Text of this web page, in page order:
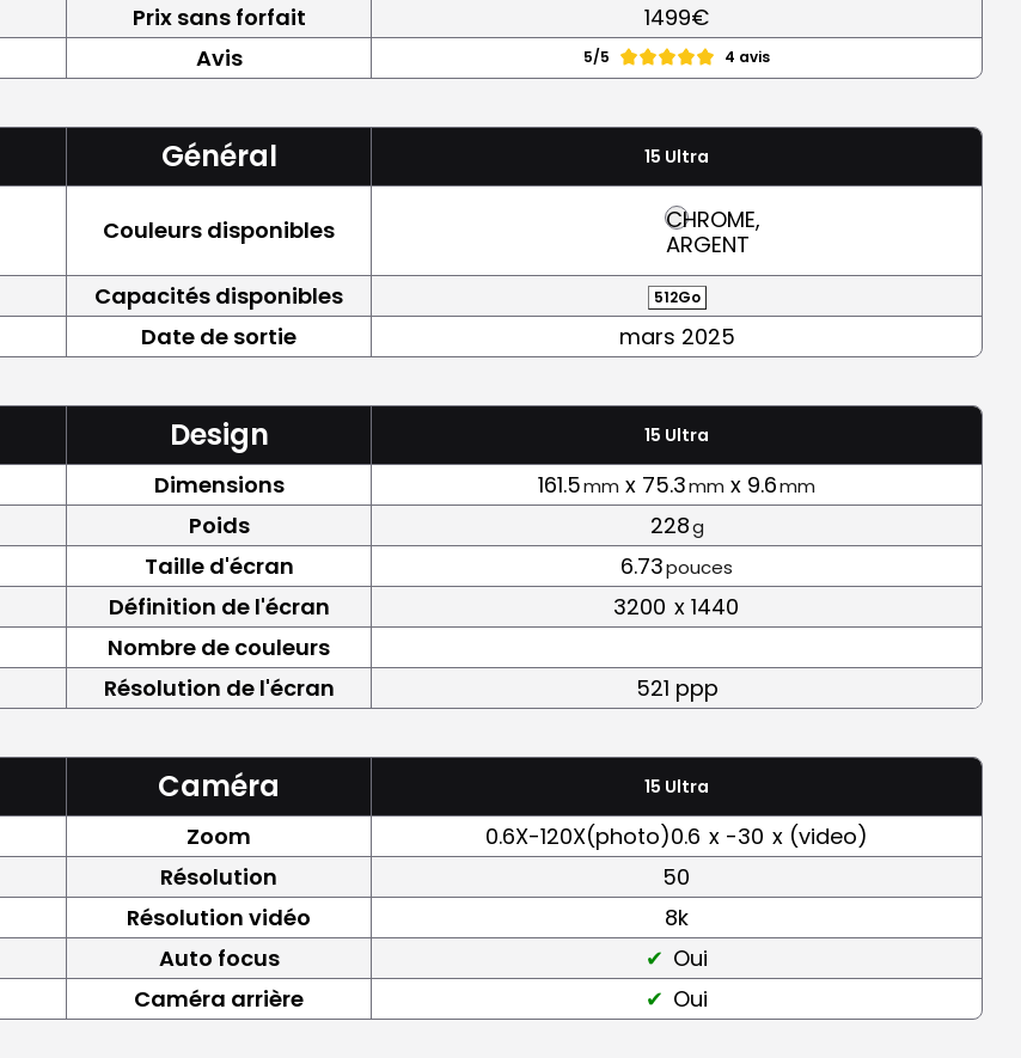
Prix sans forfait 1499€
Avis 5/5 4 avis
Général 15 Ultra
Couleurs disponibles
CHROME,
ARGENT
Capacités disponibles 512Go
Date de sortie mars 2025
Design 15 Ultra
Dimensions 161.5mm x 75.3mm x 9.6mm
Poids 228g
Taille d'écran 6.73pouces
Définition de l'écran 3200 x 1440
Nombre de couleurs
Résolution de l'écran 521 ppp
Caméra 15 Ultra
Zoom 0.6X-120X(photo)0.6 x -30 x (video)
Résolution
50
Résolution vidéo
8k
Auto focus
Oui
Caméra arrière Oui